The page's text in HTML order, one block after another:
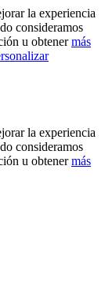
la experiencia
consideramos
u obtenermás
la experiencia
consideramos
u obtenermás